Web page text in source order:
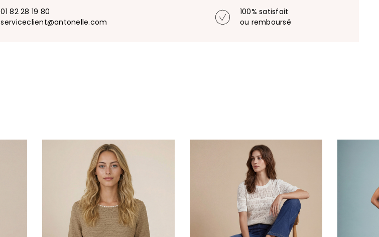
01 82 28 19 80
serviceclient@antonelle.com
100% satisfait
ou remboursé